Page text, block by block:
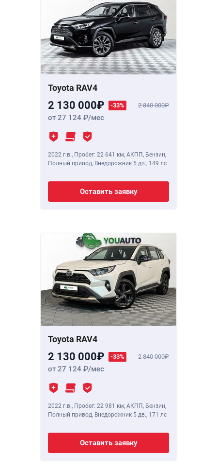
Toyota RAV4
2 130 000 -33% 2 840 000
от 27 124 /мес
2022 г.в., Пробег: 22 641 км, АКПП, Бензин,
Полный привод, Внедорожник 5 дв., 149 лс
Оставить заявку
Toyota RAV4
2 130 000 -33% 2 840 000
от 27 124 /мес
2022 г.в., Пробег: 22 981 км, АКПП, Бензин,
Полный привод, Внедорожник 5 дв., 171 лс
Оставить заявку